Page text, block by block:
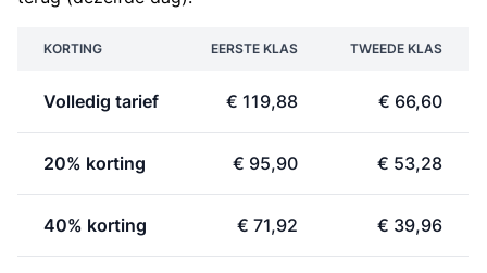
KORTING EERSTE KLAS TWEEDE KLAS
Volledig tarief € 119,88 € 66,60
20% korting € 95,90 € 53,28
40% korting € 71,92 € 39,96